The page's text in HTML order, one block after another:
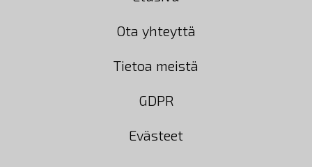
Ota yhteyttä
Tietoa meistä
GDPR
Evästeet